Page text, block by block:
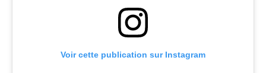
Voir cette publication sur Instagram